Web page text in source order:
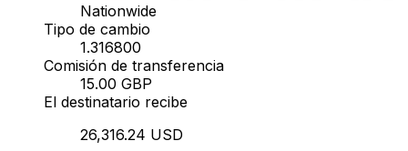
Nationwide
Tipo de cambio
1.316800
Comisión de transferencia
15.00 GBP
El destinatario recibe
26,316.24 USD